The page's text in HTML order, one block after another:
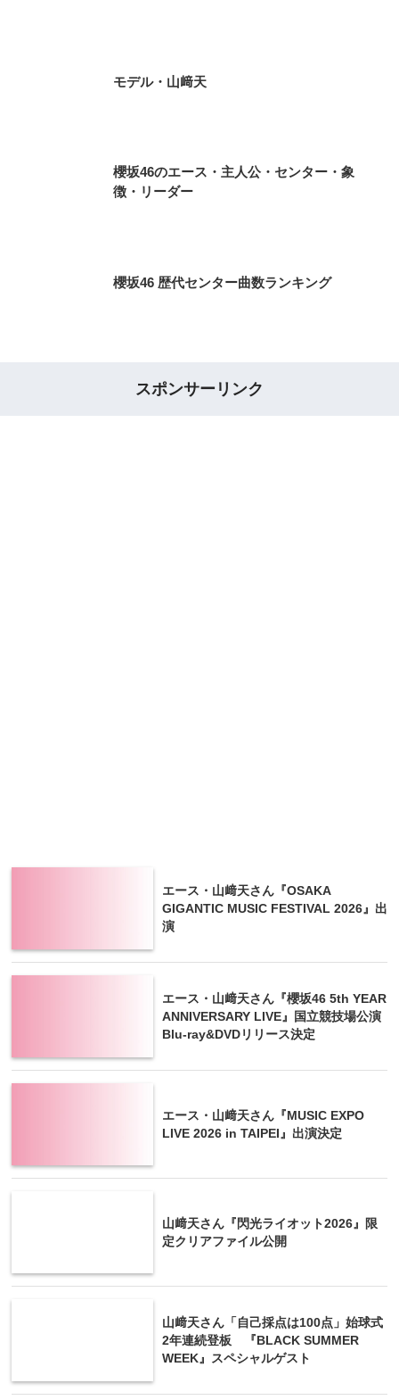
モデル・山﨑天
櫻坂46のエース・主人公・センター・象
徴・リーダー
櫻坂46 歴代センター曲数ランキング
スポンサーリンク
エース・山﨑天さん『OSAKA
GIGANTIC MUSIC FESTIVAL 2026』出
演
エース・山﨑天さん『櫻坂46 5th YEAR
ANNIVERSARY LIVE』国立競技場公演
Blu-ray&DVDリリース決定
エース・山﨑天さん『MUSIC EXPO
LIVE 2026 in TAIPEI』出演決定
山﨑天さん『閃光ライオット2026』限
定クリアファイル公開
山﨑天さん「自己採点は100点」始球式
2年連続登板 『BLACK SUMMER
WEEK』スペシャルゲスト